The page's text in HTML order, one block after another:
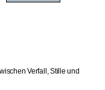
Verfall, Stille und